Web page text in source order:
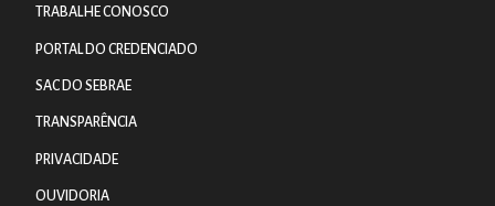
TRABALHE CONOSCO
PORTAL DO CREDENCIADO
SAC DO SEBRAE
TRANSPARÊNCIA
PRIVACIDADE
OUVIDORIA